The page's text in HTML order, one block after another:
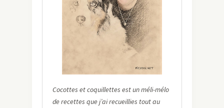
Cocottes et coquillettes est un méli-mélo
de recettes que j’ai recueillies tout au